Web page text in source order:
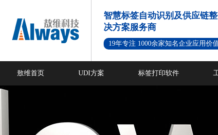
智慧标签自动识别及供应链
决方案服务商
19年专注 1000余家知名企业应用价
敖维首页 UDI方案 标签打印软件